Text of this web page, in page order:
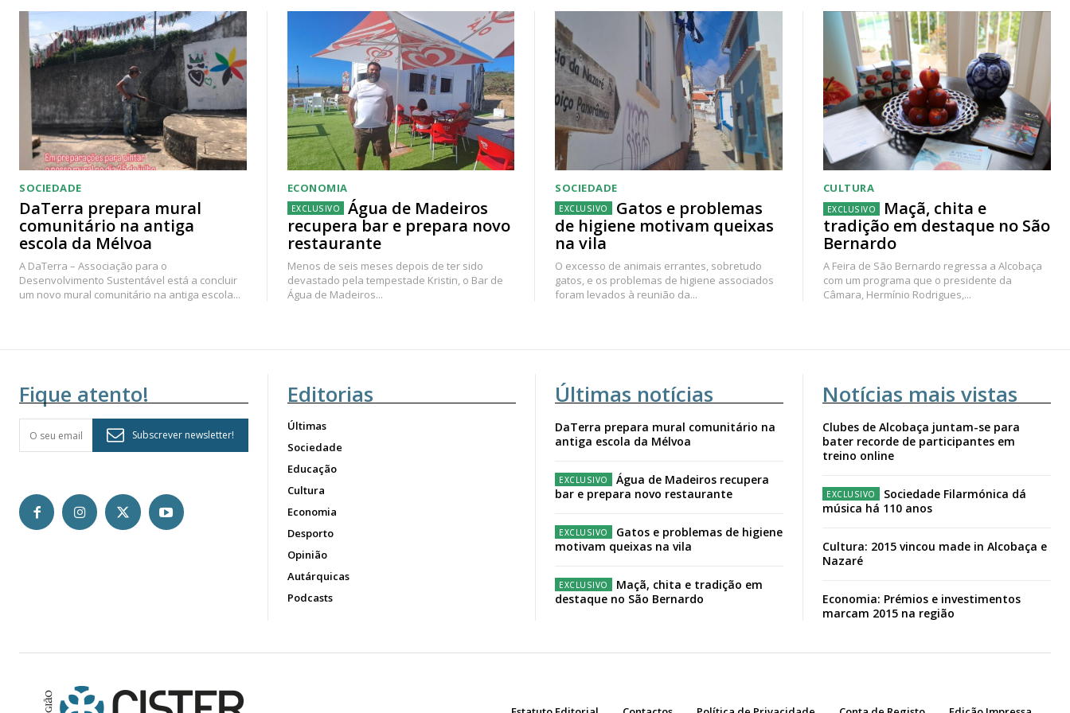
SOCIEDADE
DaTerra prepara mural
comunitário na antiga
escola da Mélvoa
A DaTerra – Associação para o
Desenvolvimento Sustentável está a concluir
um novo mural comunitário na antiga escola...
ECONOMIA
Água de Madeiros
recupera bar e prepara novo
restaurante
Menos de seis meses depois de ter sido
devastado pela tempestade Kristin, o Bar de
Água de Madeiros...
SOCIEDADE
Gatos e problemas
de higiene motivam queixas
na vila
O excesso de animais errantes, sobretudo
gatos, e os problemas de higiene associados
foram levados à reunião da...
CULTURA
Maçã, chita e
tradição em destaque no São
Bernardo
A Feira de São Bernardo regressa a Alcobaça
com um programa que o presidente da
Câmara, Hermínio Rodrigues,...
Fique atento!
Subscrever newsletter!
Editorias
Últimas
Sociedade
Educação
Cultura
Economia
Desporto
Opinião
Autárquicas
Podcasts
Últimas notícias
DaTerra prepara mural comunitário na
antiga escola da Mélvoa
Água de Madeiros recupera
bar e prepara novo restaurante
Gatos e problemas de higiene
motivam queixas na vila
Maçã, chita e tradição em
destaque no São Bernardo
Notícias mais vistas
Clubes de Alcobaça juntam-se para
bater recorde de participantes em
treino online
Sociedade Filarmónica dá
música há 110 anos
Cultura: 2015 vincou made in Alcobaça e
Nazaré
Economia: Prémios e investimentos
marcam 2015 na região